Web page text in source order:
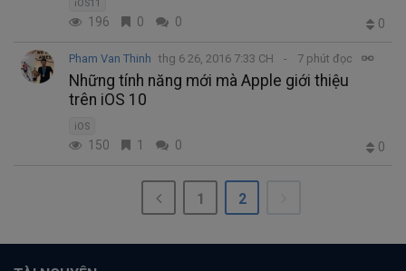
iOS11
196 0 0 0
Pham Van Thinh thg 6 26, 2016 7:33 CH 7 phút đọc
Những tính năng mới mà Apple giới thiệu
trên iOS 10
iOS
150 1 0 0
1 2